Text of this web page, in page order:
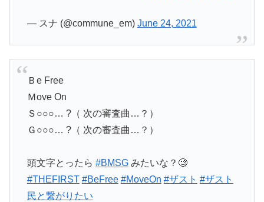
— スナ (@commune_em) June 24, 2021
Ｂe Free
Ｍove On
Ｓ○○○… ?（ 次の審査曲…？）
Ｇ○○○… ?（ 次の審査曲…？）
頭文字とったら #BMSGみたいな？🧐
#THEFIRST #BeFree #MoveOn #ザスト #ザスト
民と繋がりたい